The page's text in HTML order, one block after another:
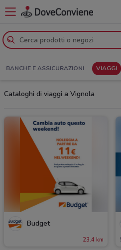
BANCHE E ASSICURAZIONI VIAGGI
Cataloghi di viaggi a Vignola
Budget
23.4 km